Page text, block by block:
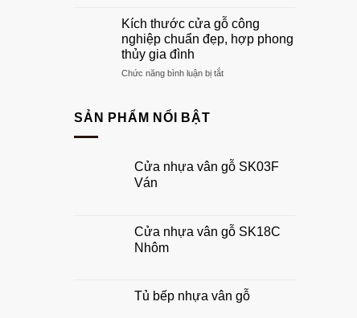
của
bạn
chuẩn
phong
thủy
hút
thước
cửa
chính
cánh
Kích thước cửa gỗ công
nghiệp chuẩn đẹp, hợp phong
thủy gia đình
Chức năng bình luận bị tắtở
chuẩn
thủy
gia
SẢN PHẨM NỔI BẬT
Cửa nhựa vân gỗ SK03F
Ván
Cửa nhựa vân gỗ SK18C
Nhôm
Tủ bếp nhựa vân gỗ